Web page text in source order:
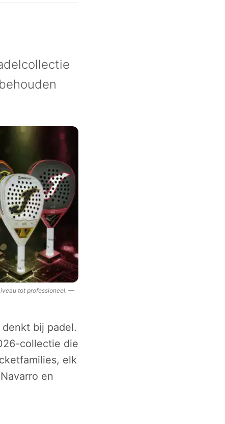
tot professioneel. —
bij padel.
collectie die
elk
en